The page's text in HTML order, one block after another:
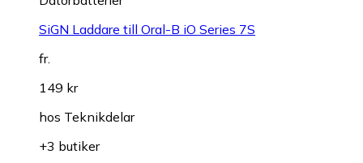
SiGN Laddare till Oral-B iO Series 7S
fr.
149 kr
hos Teknikdelar
+3 butiker